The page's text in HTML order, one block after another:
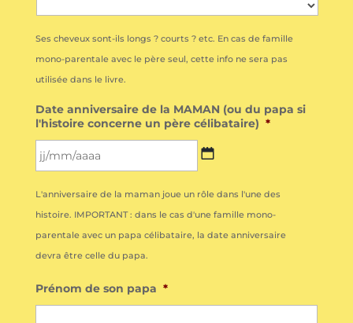
Ses cheveux sont-ils longs ? courts ? etc. En cas de famille
mono-parentale avec le père seul, cette info ne sera pas
utilisée dans le livre.
Date anniversaire de la MAMAN (ou du papa si
l'histoire concerne un père célibataire) *
slash
MM
slash
AAAA
L'anniversaire de la maman joue un rôle dans l'une des
histoire. IMPORTANT : dans le cas d'une famille mono-
parentale avec un papa célibataire, la date anniversaire
devra être celle du papa.
Prénom de son papa *